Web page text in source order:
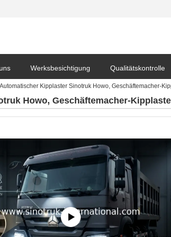
Werksbesichtigung Qualitätskontrolle
Automatischer Kipplaster Sinotruk Howo, Geschäftemacher-
Howo, Geschäftemacher-